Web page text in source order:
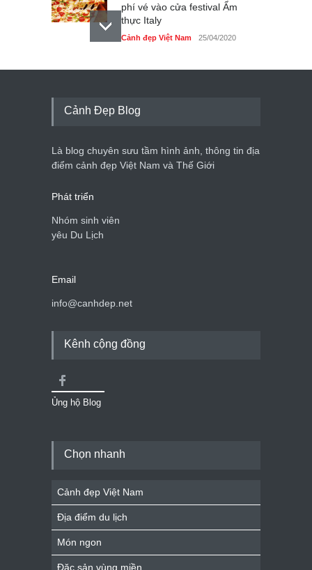
phí vé vào cửa festival Ẩm
thực Italy
Cảnh đẹp Việt Nam 25/04/2020
Tam giác mạch khoe sắc
du lịch quốc gia
Cảnh đẹp Việt Nam 24/04/2020
Cảnh Đẹp Blog
Là blog chuyên sưu tầm hình ảnh, thông tin địa
điểm cảnh đẹp Việt Nam và Thế Giới
Phát triển
Nhóm sinh viên
yêu Du Lịch
Email
info@canhdep.net
Kênh cộng đồng
Ủng hộ Blog
Chọn nhanh
Cảnh đẹp Việt Nam
Địa điểm du lịch
Món ngon
Đặc sản vùng miền